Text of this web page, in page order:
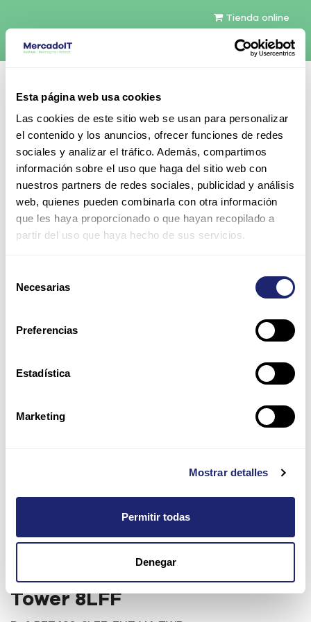
Esta página web usa cookies
Las cookies de este sitio web se usan para personalizar
el contenido y los anuncios, ofrecer funciones de redes
sociales y analizar el tráfico. Además, compartimos
información sobre el uso que haga del sitio web con
nuestros partners de redes sociales, publicidad y análisis
web, quienes pueden combinarla con otra información
que les haya proporcionado o que hayan recopilado a
partir del uso que haya hecho de sus servicios.
Necesarias
Preferencias
Estadística
Marketing
Mostrar detalles
Permitir todas
Denegar
Tienda online
Español
Contáctenos
Todos los productos
PET430-8LFF-ENT-V4-TWR | Dell PowerEdge T430
CTO Tower 8LFF
PET430-8LFF-ENT-V4-TWR |
Dell PowerEdge T430 CTO
Tower 8LFF